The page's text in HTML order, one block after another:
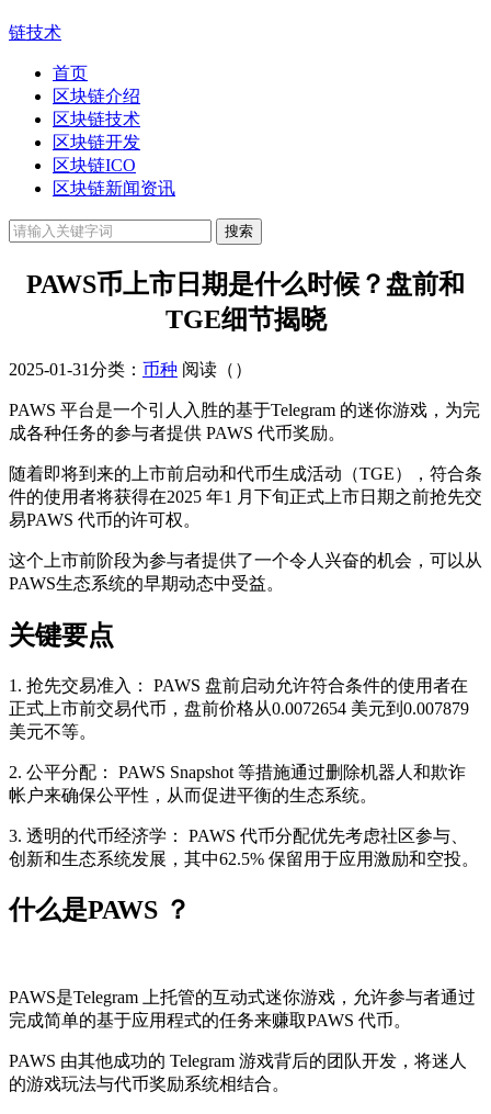
链技术
首页
区块链介绍
区块链技术
区块链开发
区块链ICO
区块链新闻资讯
PAWS币上市日期是什么时候？盘前和
TGE细节揭晓
2025-01-31分类： 币种 阅读（ ）
PAWS 平台是一个引人入胜的基于Telegram 的迷你游戏，为完
成各种任务的参与者提供 PAWS 代币奖励。
随着即将到来的上市前启动和代币生成活动（TGE），符合条
件的使用者将获得在2025 年1 月下旬正式上市日期之前抢先交
易PAWS 代币的许可权。
这个上市前阶段为参与者提供了一个令人兴奋的机会，可以从
PAWS生态系统的早期动态中受益。
关键要点
1. 抢先交易准入： PAWS 盘前启动允许符合条件的使用者在
正式上市前交易代币，盘前价格从0.0072654 美元到0.007879
美元不等。
2. 公平分配： PAWS Snapshot 等措施通过删除机器人和欺诈
帐户来确保公平性，从而促进平衡的生态系统。
3. 透明的代币经济学： PAWS 代币分配优先考虑社区参与、
创新和生态系统发展，其中62.5% 保留用于应用激励和空投。
什么是PAWS ？
PAWS是Telegram 上托管的互动式迷你游戏，允许参与者通过
完成简单的基于应用程式的任务来赚取PAWS 代币。
PAWS 由其他成功的 Telegram 游戏背后的团队开发，将迷人
的游戏玩法与代币奖励系统相结合。